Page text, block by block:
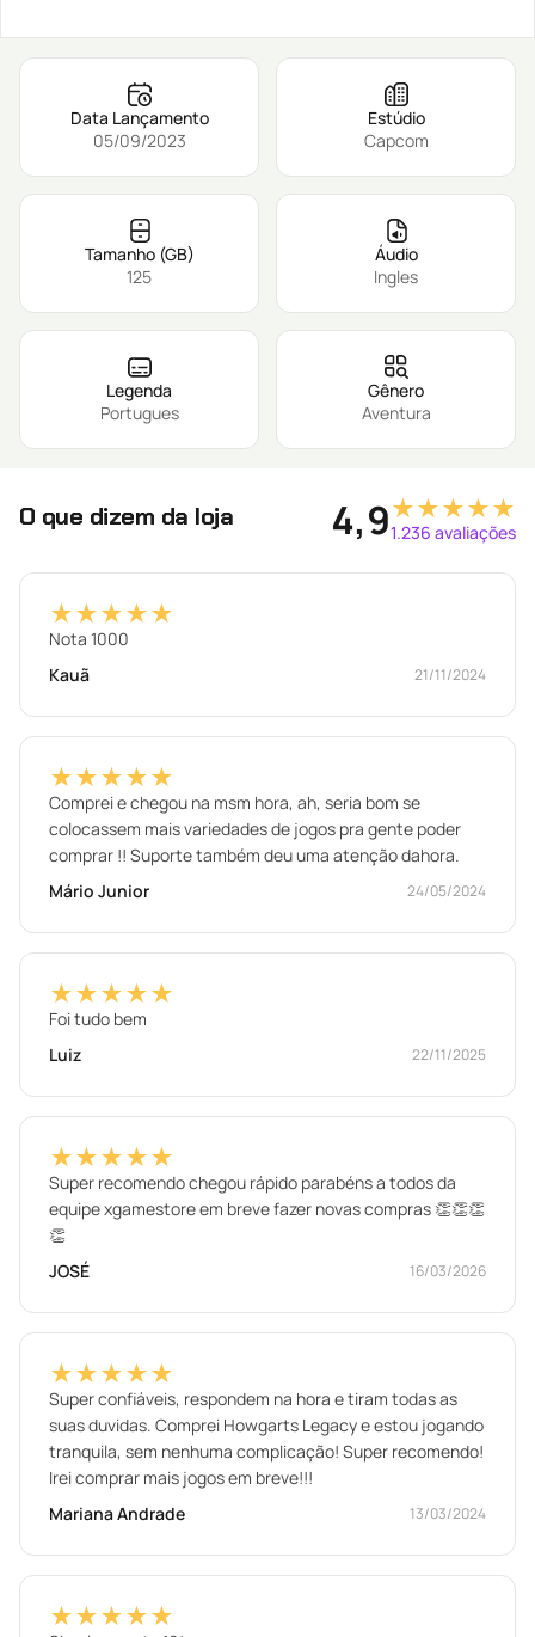
Data Lançamento
05/09/2023
Estúdio
Capcom
Tamanho (GB)
125
Áudio
Ingles
Legenda
Portugues
Gênero
Aventura
O que dizem da loja 4,9★★★★★
1.236 avaliações
★★★★★
Nota 1000
Kauã
21/11/2024
★★★★★
Comprei e chegou na msm hora, ah, seria bom se
colocassem mais variedades de jogos pra gente poder
comprar !! Suporte também deu uma atenção dahora.
Mário Junior
24/05/2024
★★★★★
Foi tudo bem
Luiz
22/11/2025
★★★★★
Super recomendo chegou rápido parabéns a todos da
equipe xgamestore em breve fazer novas compras 👏👏👏
👏
JOSÉ
16/03/2026
★★★★★
Super confiáveis, respondem na hora e tiram todas as
suas duvidas. Comprei Howgarts Legacy e estou jogando
tranquila, sem nenhuma complicação! Super recomendo!
Irei comprar mais jogos em breve!!!
Mariana Andrade
13/03/2024
★★★★★